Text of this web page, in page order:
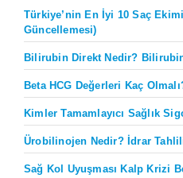
Türkiye’nin En İyi 10 Saç
Güncellemesi)
Bilirubin Direkt Nedir?
Beta HCG Değerleri Kaç
Kimler Tamamlayıcı Sağlık
Ürobilinojen Nedir? İdrar
Sağ Kol Uyuşması Kalp Krizi